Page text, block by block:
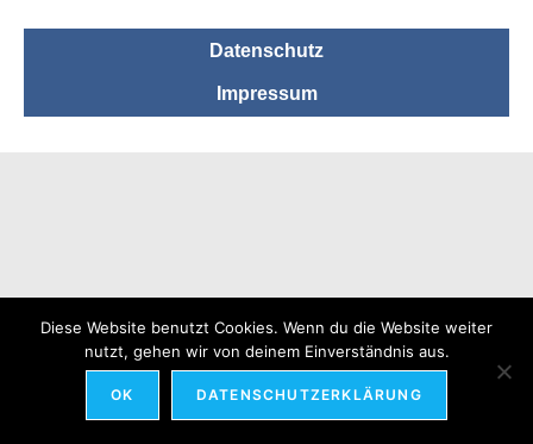
Datenschutz
Impressum
Diese Website benutzt Cookies. Wenn du die Website weiter
nutzt, gehen wir von deinem Einverständnis aus.
OK DATENSCHUTZERKLÄRUNG